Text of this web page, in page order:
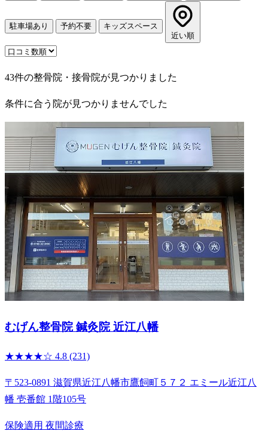
駐車場あり 予約不要
キッズスペース
近い順
43件の整骨院・接骨院が見つかりました
条件に合う院が見つかりませんでした
むげん整骨院 鍼灸院 近江八幡
★★★★☆ 4.8 (231)
〒523-0891 滋賀県近江八幡市鷹飼町５７２ エミール近江八
幡 壱番館 1階105号
保険適用 夜間診療